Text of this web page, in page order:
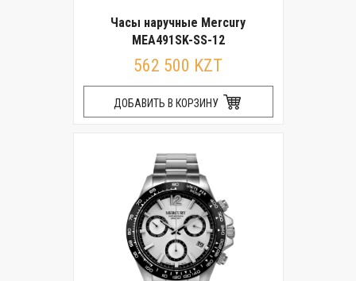
Часы наручные Mercury
MEA491SK-SS-12
562 500 KZT
ДОБАВИТЬ В КОРЗИНУ